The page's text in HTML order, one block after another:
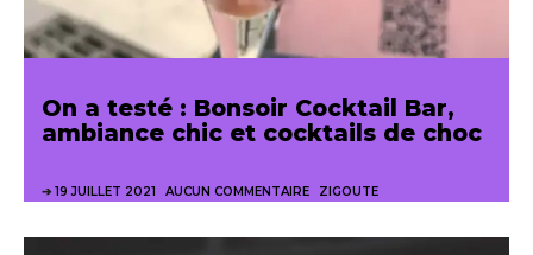
On a testé : Bonsoir Cocktail Bar,
ambiance chic et cocktails de choc
19 JUILLET 2021 AUCUN COMMENTAIRE ZIGOUTE